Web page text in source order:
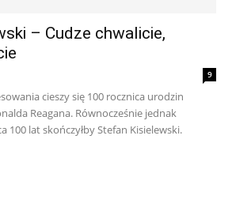
– Cudze chwalicie,
9
cieszy się 100 rocznica urodzin
Reagana. Równocześnie jednak
100 lat skończyłby Stefan Kisielewski.